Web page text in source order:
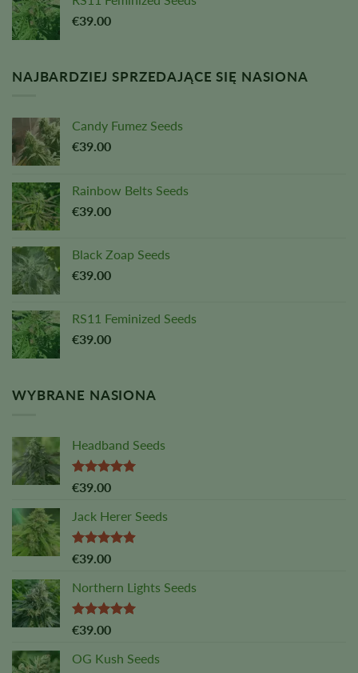
€39.00
NAJBARDZIEJ SPRZEDAJĄCE SIĘ NASIONA
Candy Fumez Seeds
€39.00
Rainbow Belts Seeds
€39.00
Black Zoap Seeds
€39.00
RS11 Feminized Seeds
€39.00
WYBRANE NASIONA
Headband Seeds
Oceniono
5
€39.00
Jack Herer Seeds
Ocena:
€39.00
Northern Lights Seeds
Oceniono
5
€39.00
OG Kush Seeds